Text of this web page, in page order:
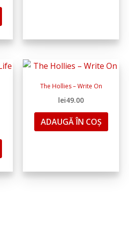
The Hollies – Write On
lei49.00
ADAUGĂ ÎN COȘ